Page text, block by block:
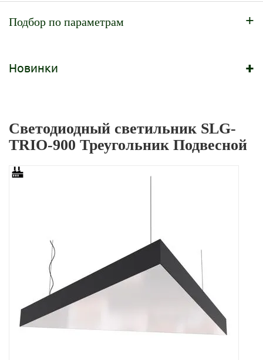
Подбор по параметрам +
Новинки +
Светодиодный светильник SLG-
TRIO-900 Треугольник Подвесной